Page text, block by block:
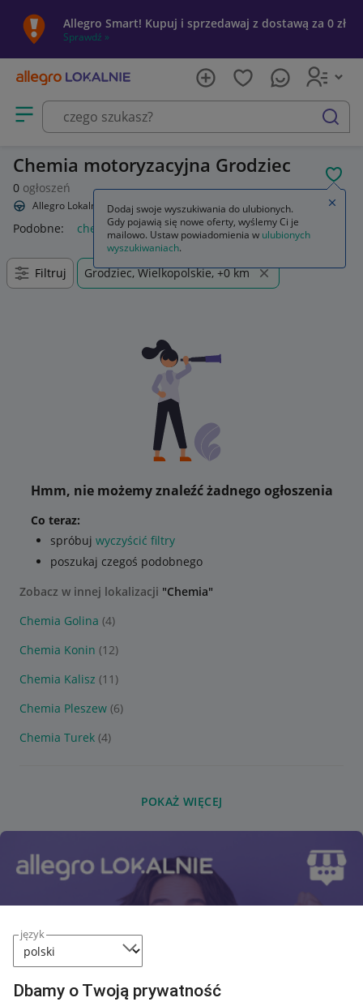
język
Dbamy o Twoją prywatność
Allegro Smart! Kupuj i sprzedawaj z dostawą za 0 zł
Sprawdź »
Otwórz menu z kategoriami
szukaj
Chemia motoryzacyjna Grodziec
0 ogłoszeń
Allegro Lokalnie Motoryzacja Chemia
Podobne: chemia chemia do basenu chemia basenowa
Filtruj Grodziec, Wielkopolskie, +0 km
Hmm, nie możemy znaleźć żadnego ogłoszenia
Co teraz:
spróbuj wyczyścić filtry
poszukaj czegoś podobnego
Zobacz w innej lokalizacji "Chemia"
Chemia Golina (4)
Chemia Konin (12)
Chemia Kalisz (11)
Chemia Pleszew (6)
Chemia Turek (4)
POKAŻ WIĘCEJ
Dodaj swoje wyszukiwania do ulubionych.
Gdy pojawią się nowe oferty, wyślemy Ci je
mailowo. Ustaw powiadomienia w ulubionych
wyszukiwaniach.